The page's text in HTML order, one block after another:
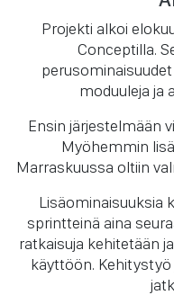
Projekti alkoi
Conceptilla.
moduuleja ja
Ensin järjestelmään
Myöhemmin
Marraskuussa oltiin
Lisäominaisuuksia
sprintteinä aina
ratkaisuja kehitetään
käyttöön.